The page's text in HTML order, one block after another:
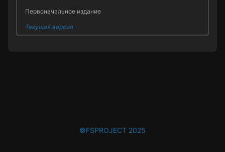
Первоначальное издание
Текущая версия
©FSPROJECT 2025